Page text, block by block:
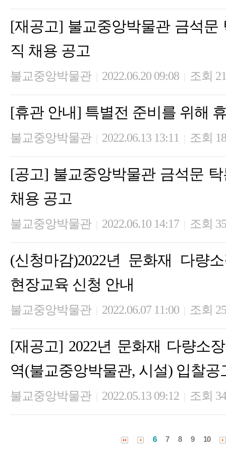
[재공고] 불교중앙박물관 금석문
직 채용 공고
불교중앙박물관 2022.06.20 09:08 조회
[휴관 안내] 특별전 준비를 위해
불교중앙박물관 2022.06.13 13:11 조회
[공고] 불교중앙박물관 금석문
채용 공고
불교중앙박물관 2022.06.10 14:17 조회
(신청마감)2022년 문화재 다량
현장교육 신청 안내
불교중앙박물관 2022.06.07 11:00 조회
[재공고] 2022년 문화재 다량소
역(불교중앙박물관, 시설) 입찰공
불교중앙박물관 2022.05.13 09:12 조회
6 7 8 9 10